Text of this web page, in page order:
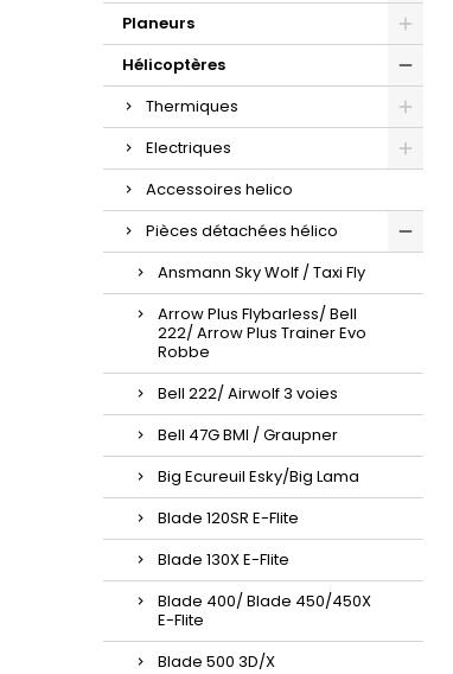
Planeurs
Hélicoptères
Thermiques
Electriques
Accessoires helico
Pièces détachées hélico
Ansmann Sky Wolf / Taxi Fly
Arrow Plus Flybarless/ Bell
222/ Arrow Plus Trainer Evo
Robbe
Bell 222/ Airwolf 3 voies
Bell 47G BMI / Graupner
Big Ecureuil Esky/Big Lama
Blade 120SR E-Flite
Blade 130X E-Flite
Blade 400/ Blade 450/450X
E-Flite
Blade 500 3D/X